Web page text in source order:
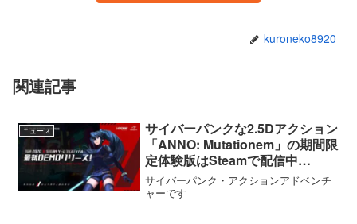
kuroneko8920
関連記事
ニュース
サイバーパンクな2.5Dアクション
「ANNO: Mutationem」の期間限
定体験版はSteamで配信中
【12/14まで】
サイバーパンク・アクションアドベンチ
ャーです